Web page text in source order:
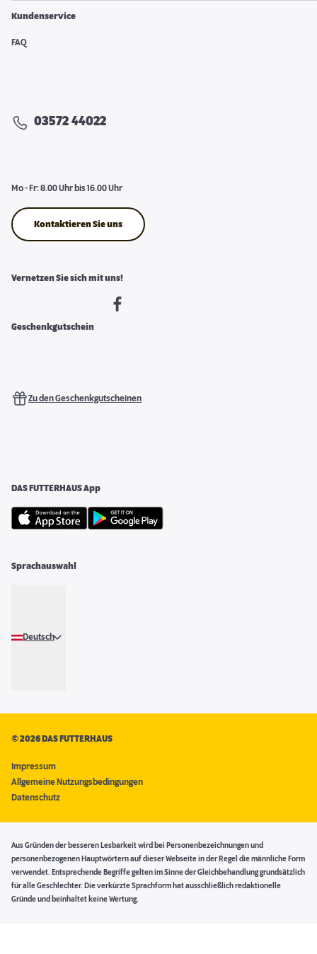
Kundenservice
FAQ
03572 44022
Mo - Fr: 8.00 Uhr bis 16.00 Uhr
Kontaktieren Sie uns
Vernetzen Sie sich mit uns!
Geschenkgutschein
Zu den Geschenkgutscheinen
DAS FUTTERHAUS App
Sprachauswahl
Deutsch
©2026 DAS FUTTERHAUS
Impressum
Allgemeine Nutzungsbedingungen
Datenschutz
Aus Gründen der besseren Lesbarkeit wird bei Personenbezeichnungen und
personenbezogenen Hauptwörtern auf dieser Webseite in der Regel die männliche Form
verwendet. Entsprechende Begriffe gelten im Sinne der Gleichbehandlung grundsätzlich
für alle Geschlechter. Die verkürzte Sprachform hat ausschließlich redaktionelle
Gründe und beinhaltet keine Wertung.